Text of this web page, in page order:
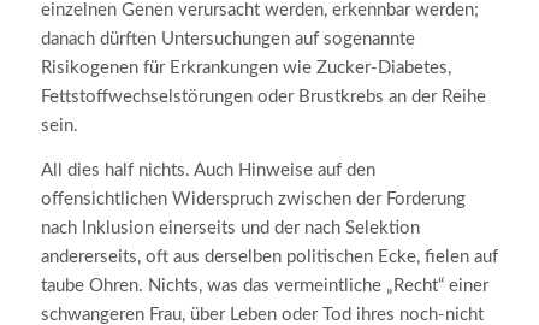
einzelnen Genen verursacht werden, erkennbar werden;
danach dürften Untersuchungen auf sogenannte
Risikogenen für Erkrankungen wie Zucker-Diabetes,
Fettstoffwechselstörungen oder Brustkrebs an der Reihe
sein.
All dies half nichts. Auch Hinweise auf den
offensichtlichen Widerspruch zwischen der Forderung
nach Inklusion einerseits und der nach Selektion
andererseits, oft aus derselben politischen Ecke, fielen auf
taube Ohren. Nichts, was das vermeintliche „Recht“ einer
schwangeren Frau, über Leben oder Tod ihres noch-nicht